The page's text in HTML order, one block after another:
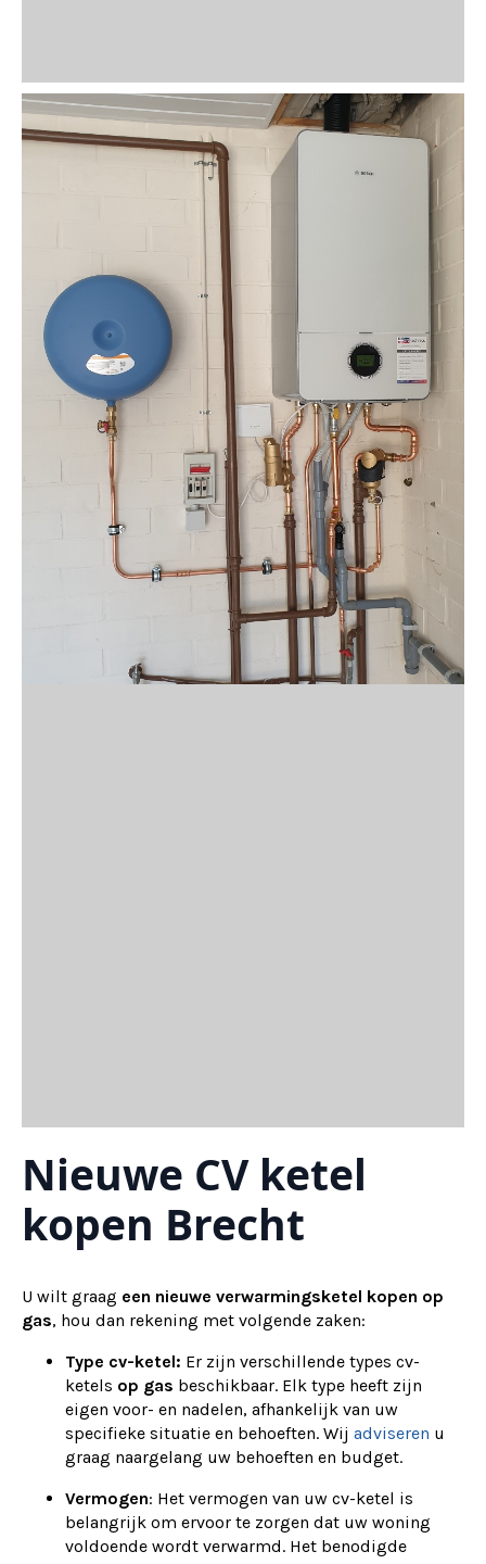
Nieuwe CV ketel
kopen Brecht
U wilt graag een nieuwe verwarmingsketel kopen op
gas, hou dan rekening met volgende zaken:
Type cv-ketel: Er zijn verschillende types cv-
ketels op gas beschikbaar. Elk type heeft zijn
eigen voor- en nadelen, afhankelijk van uw
specifieke situatie en behoeften. Wij adviseren u
graag naargelang uw behoeften en budget.
Vermogen: Het vermogen van uw cv-ketel is
belangrijk om ervoor te zorgen dat uw woning
voldoende wordt verwarmd. Het benodigde